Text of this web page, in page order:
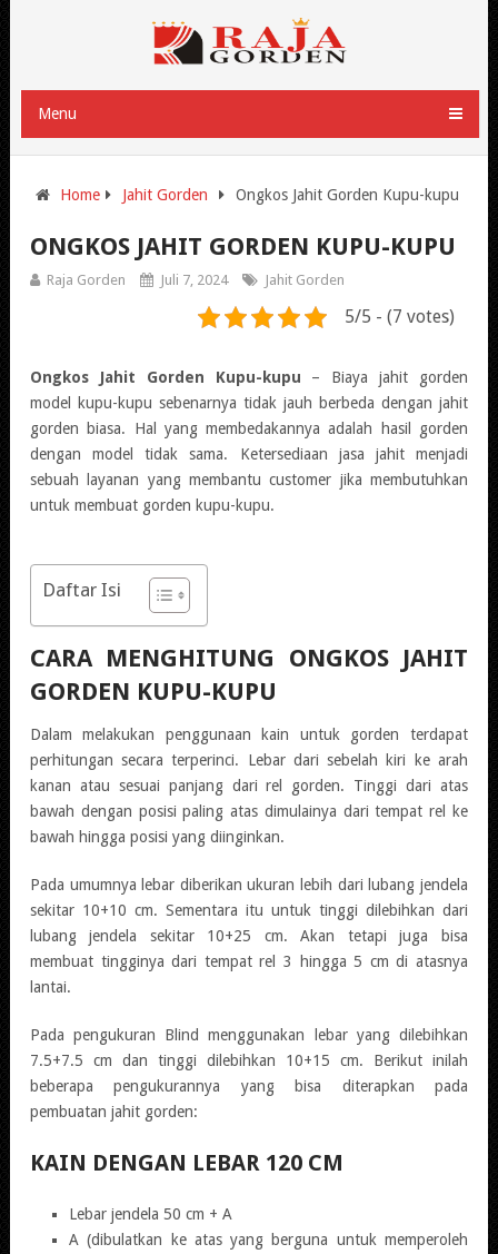
Menu
Home Jahit Gorden Ongkos Jahit Gorden Kupu-kupu
ONGKOS JAHIT GORDEN KUPU-KUPU
Raja Gorden Juli 7, 2024 Jahit Gorden
5/5 - (7 votes)
Ongkos Jahit Gorden Kupu-kupu – Biaya jahit gorden
model kupu-kupu sebenarnya tidak jauh berbeda dengan jahit
gorden biasa. Hal yang membedakannya adalah hasil gorden
dengan model tidak sama. Ketersediaan jasa jahit menjadi
sebuah layanan yang membantu customer jika membutuhkan
untuk membuat gorden kupu-kupu.
Daftar Isi
CARA MENGHITUNG ONGKOS JAHIT
GORDEN KUPU-KUPU
Dalam melakukan penggunaan kain untuk gorden terdapat
perhitungan secara terperinci. Lebar dari sebelah kiri ke arah
kanan atau sesuai panjang dari rel gorden. Tinggi dari atas
bawah dengan posisi paling atas dimulainya dari tempat rel ke
bawah hingga posisi yang diinginkan.
Pada umumnya lebar diberikan ukuran lebih dari lubang jendela
sekitar 10+10 cm. Sementara itu untuk tinggi dilebihkan dari
lubang jendela sekitar 10+25 cm. Akan tetapi juga bisa
membuat tingginya dari tempat rel 3 hingga 5 cm di atasnya
lantai.
Pada pengukuran Blind menggunakan lebar yang dilebihkan
7.5+7.5 cm dan tinggi dilebihkan 10+15 cm. Berikut inilah
beberapa pengukurannya yang bisa diterapkan pada
pembuatan jahit gorden:
KAIN DENGAN LEBAR 120 CM
Lebar jendela 50 cm + A
A (dibulatkan ke atas yang berguna untuk memperoleh